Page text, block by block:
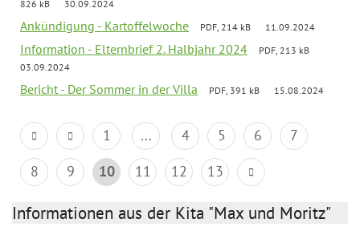
826 kB 30.09.2024
Ankündigung - Kartoffelwoche PDF, 214 kB 11.09.2024
Information - Elternbrief 2. Halbjahr 2024
PDF, 213 kB
03.09.2024
Bericht - Der Sommer in der Villa PDF, 391 kB 15.08.2024
1 ... 4 5 6
7
8
9 10 11 12 13
Informationen aus der Kita "Max und Moritz"